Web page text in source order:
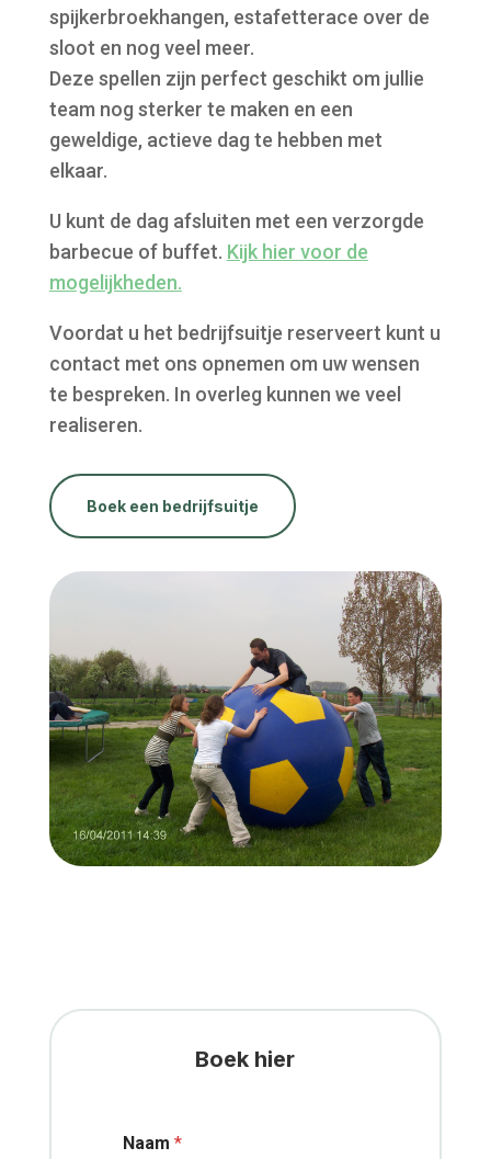
spijkerbroekhangen, estafetterace over de
sloot en nog veel meer.
Deze spellen zijn perfect geschikt om jullie
team nog sterker te maken en een
geweldige, actieve dag te hebben met
elkaar.
U kunt de dag afsluiten met een verzorgde
barbecue of buffet. Kijk hier voor de
mogelijkheden.
Voordat u het bedrijfsuitje reserveert kunt u
contact met ons opnemen om uw wensen
te bespreken. In overleg kunnen we veel
realiseren.
Boek een bedrijfsuitje
Boek hier
Naam *